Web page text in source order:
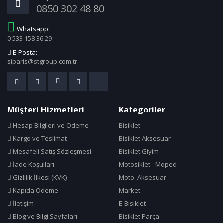
Claud Butler
Cn Spoke
Cold Patch
Compass
Corelli
Crops
Cst
Cube Bikes
Dahon
Deda
Deeppower
Delta
0850 302 48 80
Whatsapp:
0 533 158 36 29
E-Posta:
siparis@stgroup.com.tr
Müşteri Hizmetleri
Hesap Bilgileri ve Ödeme
Kargo ve Teslimat
Mesafeli Satış Sözleşmesi
İade Koşulları
Gizlilik İlkesi (KVK)
Kapıda Ödeme
İletişim
Blog ve Bilgi Sayfaları
Kategoriler
Bisiklet
Bisiklet Aksesuar
Bisiklet Giyim
Motosiklet - Moped
Moto. Aksesuar
Market
E-Bisiklet
Bisiklet Parça